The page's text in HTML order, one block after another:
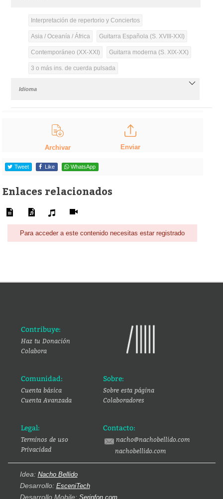
Interpretación de repertorio y Conciertos
Asia / Oceanía / África Guitarra Española (S. XVIII-XXI)
Contemporáneo (XX-XXI) Guitarra moderna (S. XIX-XX)
3 o más ins. de cuerda pulsada
Idioma
Archivar Enviar
Tweet Like WhatsApp
Enlaces relacionados
Para acceder a este contenido necesitas estar registrado
Contribuye:
Haz tu Donación
Colabora
Comunidad:
Cuenta básica
Cuenta Avanzada
Sobre:
Sobre esta página
Colaboradores
Legal:
Terminos de uso
Privacidad
Contacto:
nacho@nachobellido.com
nachobellido.com
Idea: Nacho Bellido
Desarrollo: EsceniTech
Desarrollo Mobile: Serinfon.com